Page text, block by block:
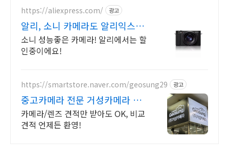
https://aliexpress.com/ 광고
알리, 소니 카메라도 알리익스프
레스
소니 성능좋은 카메라! 알리에서는 할
인중이에요!
https://smartstore.naver.com/geosung29 광고
중고카메라 전문 거성카메라 재
구매율 높은 매장!
카메라/렌즈 견적만 받아도 OK, 비교
견적 언제든 환영!